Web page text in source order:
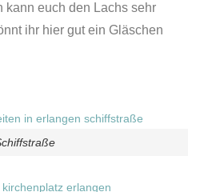
kann euch den Lachs sehr
ihr hier gut ein Gläschen